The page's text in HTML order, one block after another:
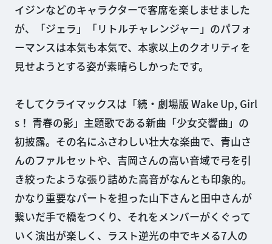
イジンなどのキャラクターで客席を楽しませました
が、「ジェラ」「リトルチャレンジャー」のパフォ
ーマンスは本気も本気で、本家以上のクオリティを
見せようとする姿が素晴らしかったです。
そしてクライマックスは「続・劇場版 Wake Up, Girl
s！ 青春の影」主題歌である新曲「少女交響曲」の
初披露。その名にふさわしい壮大な楽曲で、青山さ
んのファルセットや、吉岡さんの高い音域で弓を引
き絞ったような張り詰めた高音がなんとも印象的。
かなり重要なパートを担った山下さんと田中さんが
繋いだ手で橋をつくり、それをメンバーがくぐって
いく演出が楽しく、ラスト逆光の中でキメる7人の